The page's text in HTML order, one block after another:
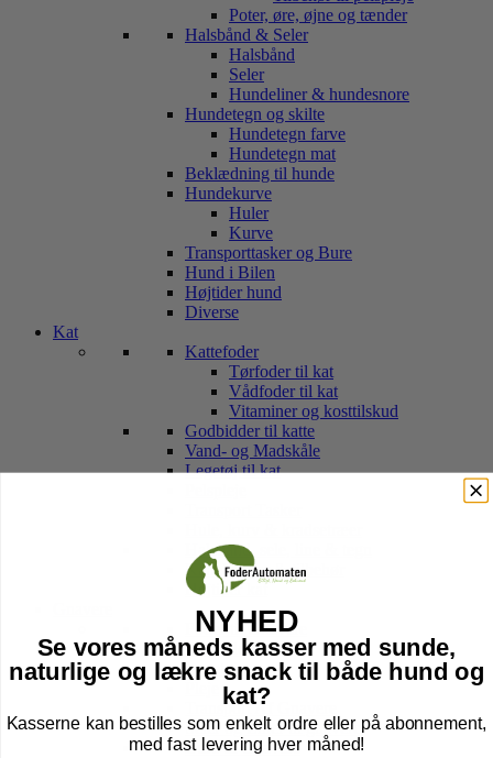
Poter, øre, øjne og tænder
Halsbånd & Seler
Halsbånd
Seler
Hundeliner & hundesnore
Hundetegn og skilte
Hundetegn farve
Hundetegn mat
Beklædning til hunde
Hundekurve
Huler
Kurve
Transporttasker og Bure
Hund i Bilen
Højtider hund
Diverse
Kat
Kattefoder
Tørfoder til kat
Vådfoder til kat
Vitaminer og kosttilskud
Godbidder til katte
Vand- og Madskåle
Legetøj til kat
Halsbånd, sele, line & tegn
Kattebakker & tilbehør
Højtider kat
Foder til Gnavere
Godbidder
Legetøj
Transport Af Gnavere
Seler og Liner til gnavere
Bure til Gnavere
NYHED
Se vores måneds kasser med sunde,
naturlige og lækre snack til både hund og
kat?
Kasserne kan bestilles som enkelt ordre eller på abonnement,
med fast levering hver måned!